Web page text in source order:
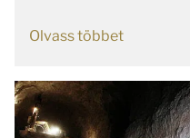
Olvass többet